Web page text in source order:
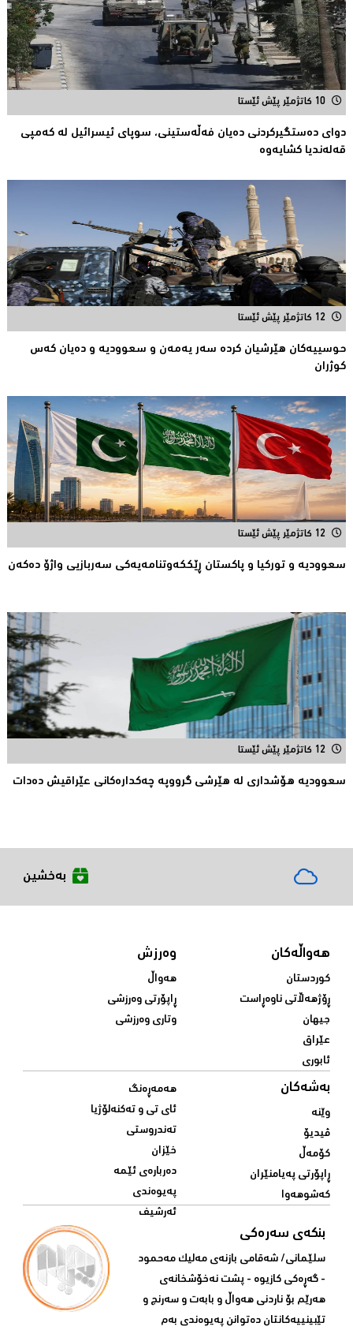
10 کاتژمێر پێش ئێستا
دوای دەستگیركردنی دەیان فەڵەستینی، سوپای ئیسرائیل لە كەمپی
قەلەندیا كشایەوە
12 کاتژمێر پێش ئێستا
حوسییەكان هێرشیان كردە سەر یەمەن و سعوودیە و دەیان كەس
كوژران
12 کاتژمێر پێش ئێستا
سعوودیە و توركیا و پاكستان ڕێككەوتنامەیەكی سەربازیی واژۆ دەكەن
12 کاتژمێر پێش ئێستا
سعوودیە هۆشداری لە هێرشی گرووپە چەكدارەكانی عێراقیش دەدات
بەخشین
هەواڵەکان
کوردستان
ڕۆژهەڵاتی ناوەڕاست
جیهان
عێراق
ئابوری
وەرزش
هەواڵ
ڕاپۆرتی وەرزشی
وتاری وەرزشی
بەشەکان
وێنە
ڤیدیۆ
کۆمەڵ
ڕاپۆرتی پەیامنێران
کەشوهەوا
هەمەڕەنگ
ئای تی و تەکنەلۆژیا
تەندروستی
خێزان
دەربارەی ئێمە
پەیوەندی
ئەرشیف
بنکەی سەرەکی
سلێمانی/ شه‌قامی بازنه‌ی مه‌لیک مه‌حمود
- گه‌ڕه‌کی کازیوه‌ - پشت نه‌خۆشخانه‌ی‌
هه‌رێم بۆ ناردنی‌ هه‌واڵ و بابه‌ت و سه‌رنج و
تێبینییه‌كانتان ده‌توانن په‌یوه‌ندی‌ به‌م